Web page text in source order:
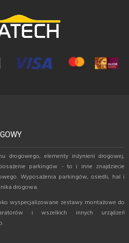
drogowego, elementy inżynierii drogowej,
parkingów - to i inne znajdziecie
Wyposażenia parkingów, osiedli, hal i
drogowa.
wyspecjalizowane zestawy montażowe do
i wszelkich innych urządzeń